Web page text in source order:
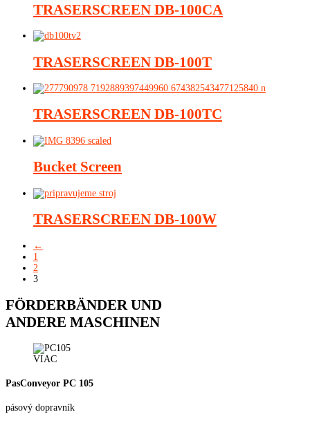
TRASERSCREEN DB-100CA
TRASERSCREEN DB-100T
TRASERSCREEN DB-100TC
Bucket Screen
TRASERSCREEN DB-100W
←
1
2
3
FÖRDERBÄNDER UND
ANDERE MASCHINEN
VIAC
PasConveyor PC 105
pásový dopravník